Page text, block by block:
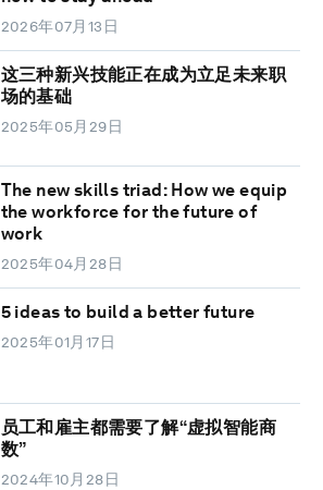
2026年07月13日
这三种新兴技能正在成为立足未来职
场的基础
2025年05月29日
The new skills triad: How we equip
the workforce for the future of
work
2025年04月28日
5 ideas to build a better future
2025年01月17日
员工和雇主都需要了解“虚拟智能商
数”
2024年10月28日